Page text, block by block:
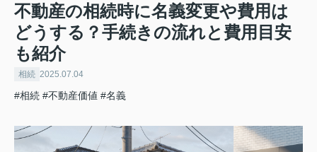
不動産の相続時に名義変更や費用は
どうする？手続きの流れと費用目安
も紹介
相続 2025.07.04
#相続 #不動産価値 #名義